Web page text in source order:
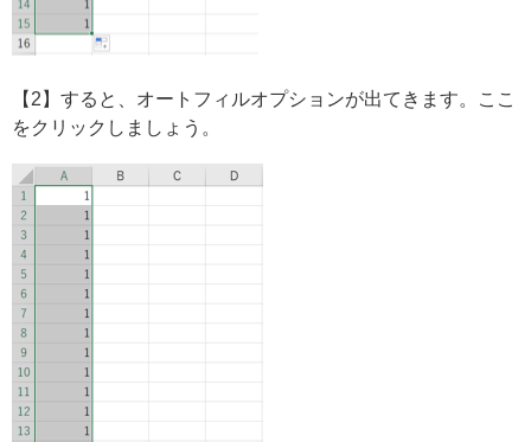
【2】すると、オートフィルオプションが出てきます。ここ
をクリックしましょう。